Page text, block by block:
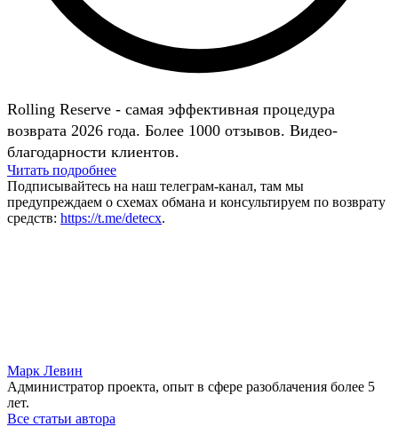
Rolling Reserve - самая эффективная процедура
возврата 2026 года. Более 1000 отзывов. Видео-
благодарности клиентов.
Читать подробнее
Подписывайтесь на наш телеграм-канал, там мы
предупреждаем о схемах обмана и консультируем по возврату
средств: https://t.me/detecx.
Марк Левин
Администратор проекта, опыт в сфере разоблачения более 5
лет.
Все статьи автора